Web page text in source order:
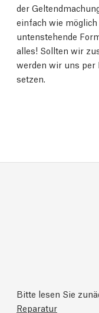
der
einfach wie
untenstehende
alles! Sollten wir
werden wir uns per
setzen.
Bitte lesen Sie
Reparatur